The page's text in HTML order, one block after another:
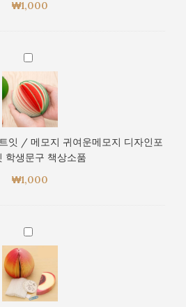
포
잇
메
모
지
귀
여
운
메
자
인
포
스
트
₩1,000
수
박
과
일
모
포
스
트
메
지
귀
여
운
잇 / 메모지 귀여운메모지 디자인포
학생문구 책상소품
₩1,000
복
숭
아
과
일